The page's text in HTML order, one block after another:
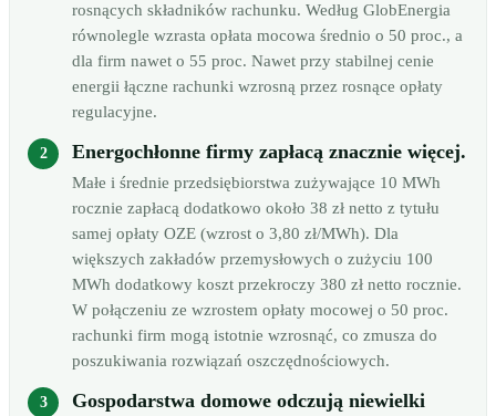
rosnących składników rachunku. Według GlobEnergia
równolegle wzrasta opłata mocowa średnio o 50 proc., a
dla firm nawet o 55 proc. Nawet przy stabilnej cenie
energii łączne rachunki wzrosną przez rosnące opłaty
regulacyjne.
Energochłonne firmy zapłacą znacznie więcej.
Małe i średnie przedsiębiorstwa zużywające 10 MWh
rocznie zapłacą dodatkowo około 38 zł netto z tytułu
samej opłaty OZE (wzrost o 3,80 zł/MWh). Dla
większych zakładów przemysłowych o zużyciu 100
MWh dodatkowy koszt przekroczy 380 zł netto rocznie.
W połączeniu ze wzrostem opłaty mocowej o 50 proc.
rachunki firm mogą istotnie wzrosnąć, co zmusza do
poszukiwania rozwiązań oszczędnościowych.
Gospodarstwa domowe odczują niewielki